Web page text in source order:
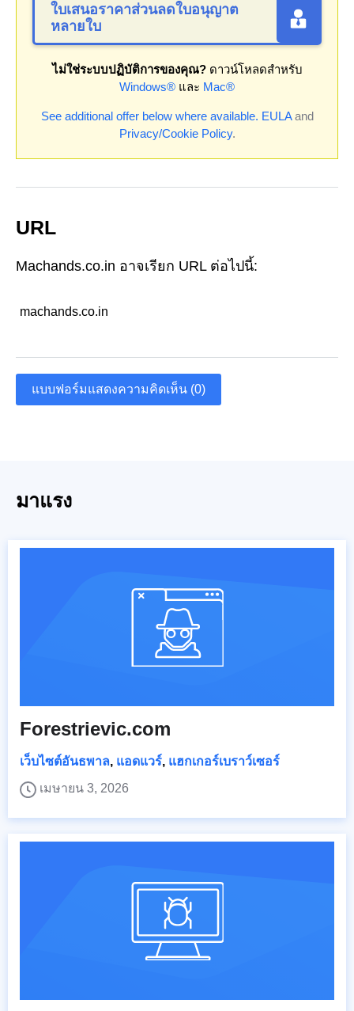
ใบเสนอราคาส่วนลดใบอนุญาต
หลายใบ
ไม่ใช่ระบบปฏิบัติการของคุณ?ดาวน์โหลดสำหรับ
Windows® และ Mac®
See additional offer below where available. EULAand
Privacy/Cookie Policy.
URL
Machands.co.in อาจเรียก URL ต่อไปนี้:
machands.co.in
แบบฟอร์มแสดงความคิดเห็น (0)
มาแรง
Forestrievic.com
เว็บไซต์อันธพาล, แอดแวร์, แฮกเกอร์เบราว์เซอร์
เมษายน 3, 2026